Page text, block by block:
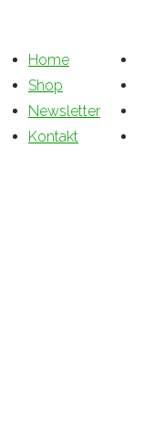
Home
Shop
Newsletter
Kontakt